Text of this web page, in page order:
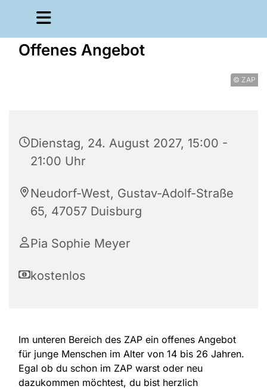
Offenes Angebot
© ZAP
Dienstag, 24. August 2027, 15:00 -
21:00 Uhr
Neudorf-West, Gustav-Adolf-Straße
65, 47057 Duisburg
Pia Sophie Meyer
kostenlos
Im unteren Bereich des ZAP ein offenes Angebot
für junge Menschen im Alter von 14 bis 26 Jahren.
Egal ob du schon im ZAP warst oder neu
dazukommen möchtest, du bist herzlich